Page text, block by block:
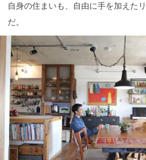
自身の住まいも、自由に手を加えた
だ。